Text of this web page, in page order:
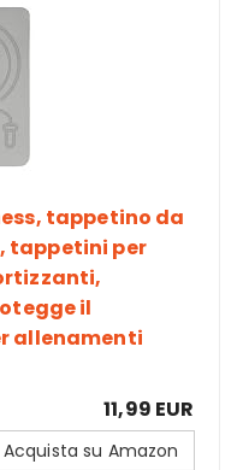
tappetino da
tappetini per
il
allenamenti
11,99 EUR
Acquista su Amazon